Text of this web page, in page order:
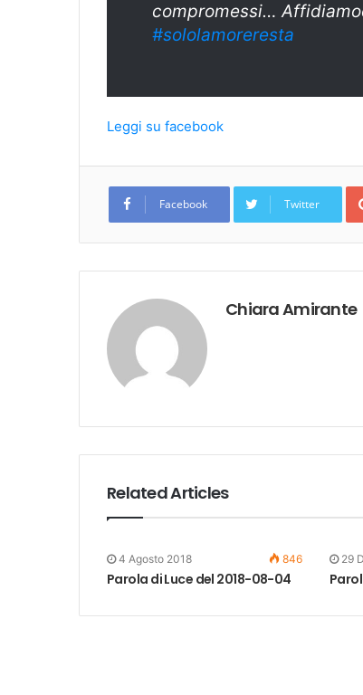
compromessi…
#sololamoreresta
Leggi su facebook
Facebook Twitter
Chiara Amirante
Related Articles
4 Agosto 2018 846
Parola di Luce del 2018-08-04
29